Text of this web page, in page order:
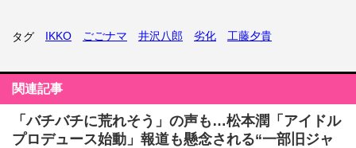
タグ IKKO ごごナマ 井沢八郎 劣化 工藤夕貴
関連記事
「バチバチに荒れそう」の声も…松本潤「アイドル
プロデュース始動」報道も懸念される“一部旧ジャ